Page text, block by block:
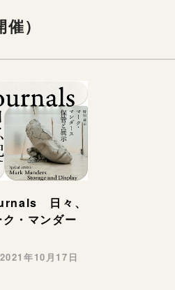
）
日々、
・マンダー
年10月17日